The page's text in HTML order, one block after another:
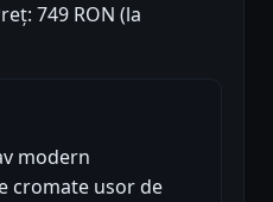
749 RON (la
modern
cromate usor de